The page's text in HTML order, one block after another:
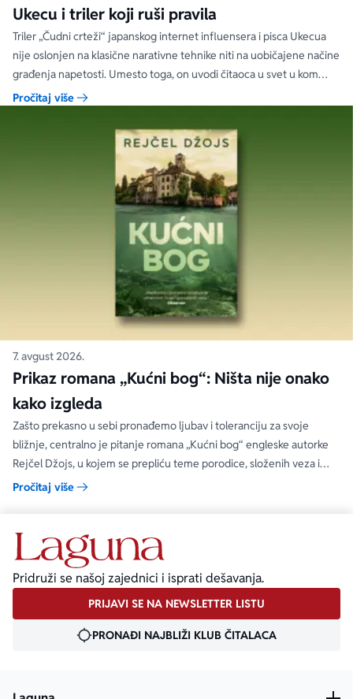
Ukecu i triler koji ruši pravila
Triler „Čudni crteži“ japanskog internet influensera i pisca Ukecua
nije oslonjen na klasične narativne tehnike niti na uobičajene načine
građenja napetosti. Umesto toga, on uvodi čitaoca u svet u kom
priložene ilustracije govore više od reči, a ono što je nacrtano često
Pročitaj više
7. avgust 2026.
Prikaz romana „Kućni bog“: Ništa nije onako
kako izgleda
Zašto prekasno u sebi pronađemo ljubav i toleranciju za svoje
bližnje, centralno je pitanje romana „Kućni bog“ engleske autorke
Rejčel Džojs, u kojem se prepliću teme porodice, složenih veza i
umetnosti.
Pročitaj više
Pridruži se našoj zajednici i isprati dešavanja.
PRIJAVI SE NA NEWSLETTER LISTU
PRONAĐI NAJBLIŽI KLUB ČITALACA